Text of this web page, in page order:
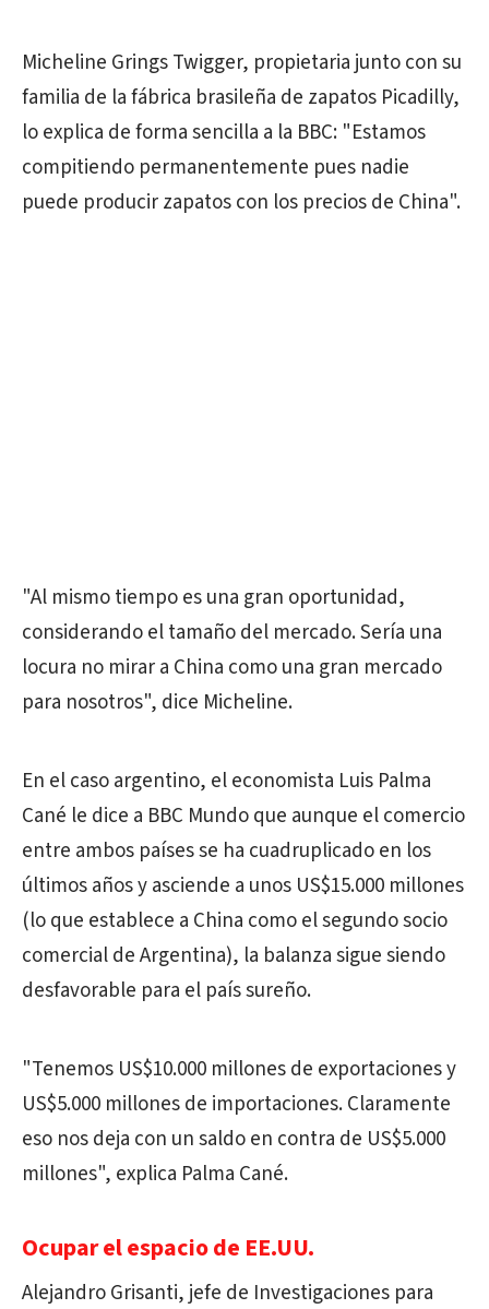
Micheline Grings Twigger, propietaria junto con su
familia de la fábrica brasileña de zapatos Picadilly,
lo explica de forma sencilla a la BBC: "Estamos
compitiendo permanentemente pues nadie
puede producir zapatos con los precios de China".
"Al mismo tiempo es una gran oportunidad,
considerando el tamaño del mercado. Sería una
locura no mirar a China como una gran mercado
para nosotros", dice Micheline.
En el caso argentino, el economista Luis Palma
Cané le dice a BBC Mundo que aunque el comercio
entre ambos países se ha cuadruplicado en los
últimos años y asciende a unos US$15.000 millones
(lo que establece a China como el segundo socio
comercial de Argentina), la balanza sigue siendo
desfavorable para el país sureño.
"Tenemos US$10.000 millones de exportaciones y
US$5.000 millones de importaciones. Claramente
eso nos deja con un saldo en contra de US$5.000
millones", explica Palma Cané.
Ocupar el espacio de EE.UU.
Alejandro Grisanti, jefe de Investigaciones para